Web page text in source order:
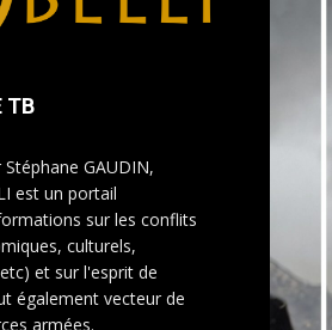
TB
GAUDIN,
est un portail
sur les conflits
culturels,
et sur l'esprit de
également vecteur de
armées.